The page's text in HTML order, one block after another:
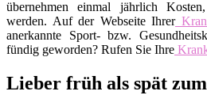
übernehmen einmal jährlich
werden. Auf der Webseite Ihrer
anerkannte Sport- bzw.
fündig geworden? Rufen Sie Ihre
Lieber früh als spät zum